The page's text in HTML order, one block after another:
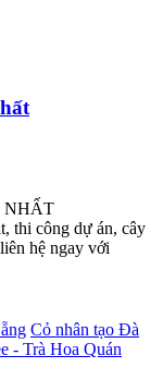
NHẤT
thi công dự án, cây
hệ ngay với
Cỏ nhân tạo Đà
- Trà Hoa Quán